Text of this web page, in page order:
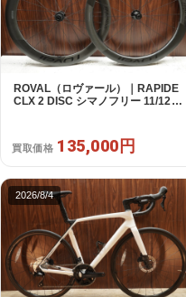
ROVAL（ロヴァール）｜RAPIDE
CLX 2 DISC シマノフリー 11/12s
買取価格 135,000円
2026/8/4